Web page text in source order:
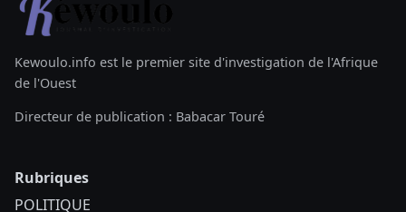
Kewoulo.info est le premier site d'investigation de l'Afrique
de l'Ouest
Directeur de publication : Babacar Touré
Rubriques
POLITIQUE